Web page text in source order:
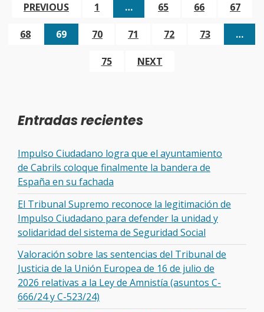
PREVIOUS 1 … 65 66 67
68 69 70 71 72 73 …
75 NEXT
Entradas recientes
Impulso Ciudadano logra que el ayuntamiento
de Cabrils coloque finalmente la bandera de
España en su fachada
El Tribunal Supremo reconoce la legitimación de
Impulso Ciudadano para defender la unidad y
solidaridad del sistema de Seguridad Social
Valoración sobre las sentencias del Tribunal de
Justicia de la Unión Europea de 16 de julio de
2026 relativas a la Ley de Amnistía (asuntos C-
666/24 y C-523/24)